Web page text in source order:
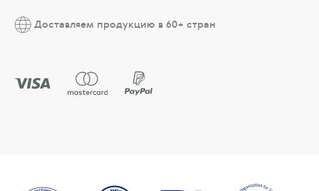
Доставляем продукцию в 60+ стран